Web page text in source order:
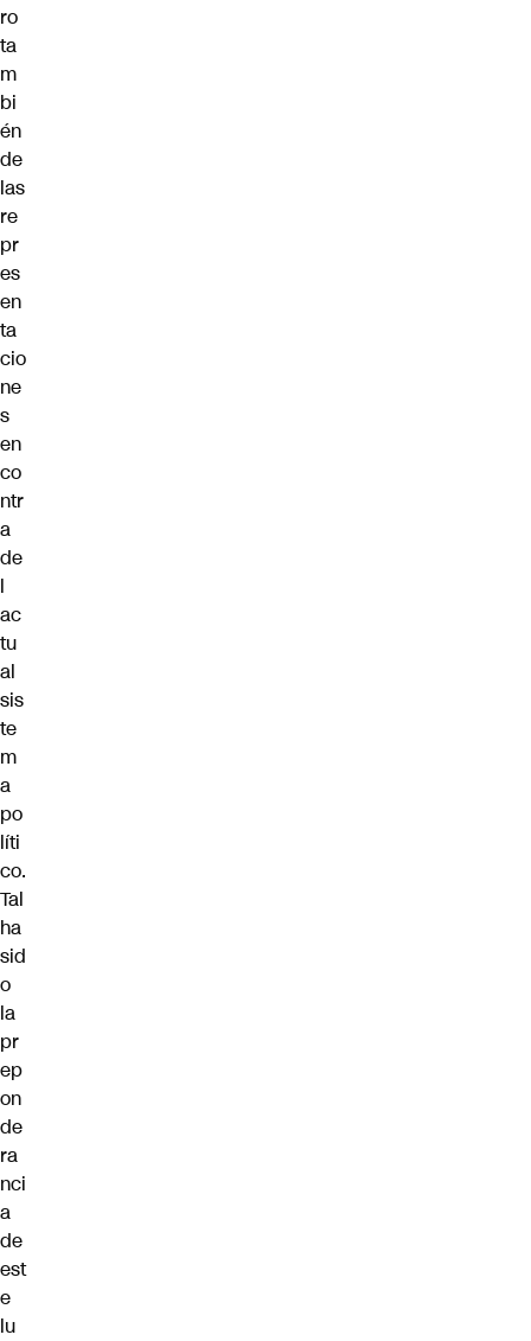
ro
ta
m
bi
én
de
las
re
pr
es
en
ta
cio
ne
s
en
co
ntr
a
de
l
ac
tu
al
sis
te
m
a
po
líti
co.
Tal
ha
sid
o
la
pr
ep
on
de
ra
nci
a
de
est
e
lu